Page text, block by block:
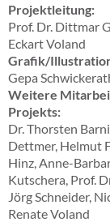
Projektleitung:
Prof. Dr. Dittmar
Eckart Voland
Grafik/
Gepa
Weitere
Projekts:
Dr. Thorsten
Dettmer, Helmut
Hinz, Anne-
Kutschera, Prof.
Jörg Schneider,
Renate Voland